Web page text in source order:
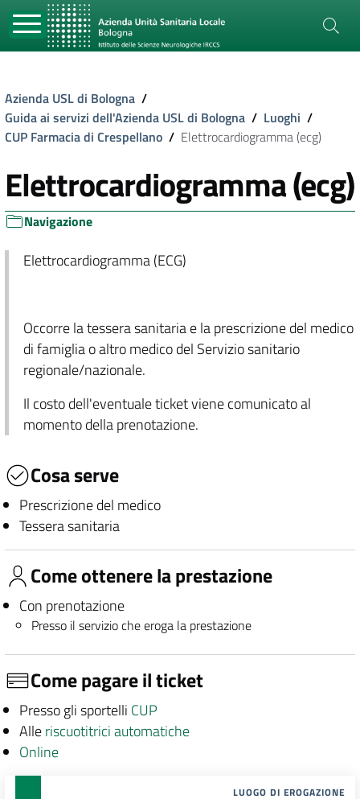
Azienda USL di Bologna /
Guida ai servizi dell'Azienda USL di Bologna / Luoghi /
CUP Farmacia di Crespellano / Elettrocardiogramma (ecg)
Elettrocardiogramma (ecg)
Navigazione
Elettrocardiogramma (ECG)
Occorre la tessera sanitaria e la prescrizione del medico
di famiglia o altro medico del Servizio sanitario
regionale/nazionale.
Il costo dell'eventuale ticket viene comunicato al
momento della prenotazione.
Cosa serve
Prescrizione del medico
Tessera sanitaria
Come ottenere la prestazione
Con prenotazione
Presso il servizio che eroga la prestazione
Come pagare il ticket
Presso gli sportelli CUP
Alleriscuotitrici automatiche
Online
LUOGO DI EROGAZIONE